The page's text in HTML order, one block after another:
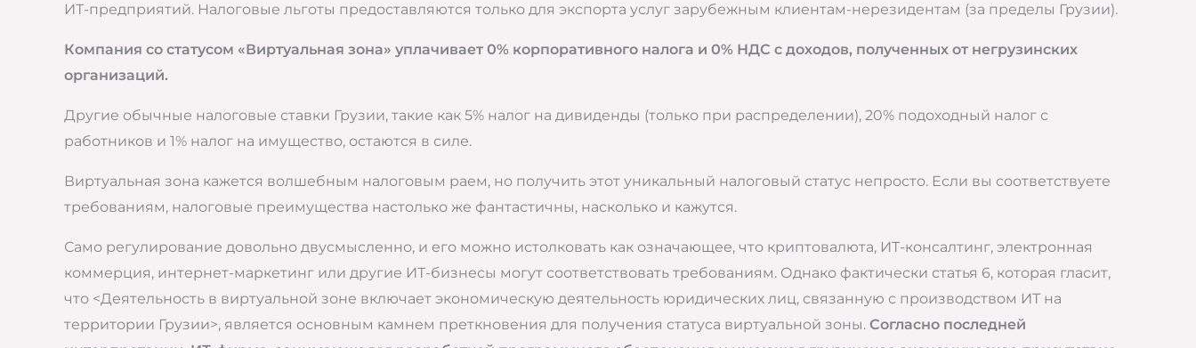
ИТ-предприятий. Налоговые льготы предоставляются только для экспорта услуг зарубежным клиентам-нерезидентам (за пределы Грузии).
Компания со статусом «Виртуальная зона» уплачивает 0% корпоративного налога и 0% НДС с доходов, полученных от негрузинских
организаций.
Другие обычные налоговые ставки Грузии, такие как 5% налог на дивиденды (только при распределении), 20% подоходный налог с
работников и 1% налог на имущество, остаются в силе.
Виртуальная зона кажется волшебным налоговым раем, но получить этот уникальный налоговый статус непросто. Если вы соответствуете
требованиям, налоговые преимущества настолько же фантастичны, насколько и кажутся.
Само регулирование довольно двусмысленно, и его можно истолковать как означающее, что криптовалюта, ИТ-консалтинг, электронная
коммерция, интернет-маркетинг или другие ИТ-бизнесы могут соответствовать требованиям. Однако фактически статья 6, которая гласит,
что <Деятельность в виртуальной зоне включает экономическую деятельность юридических лиц, связанную с производством ИТ на
территории Грузии>, является основным камнем преткновения для получения статуса виртуальной зоны. Согласно последней